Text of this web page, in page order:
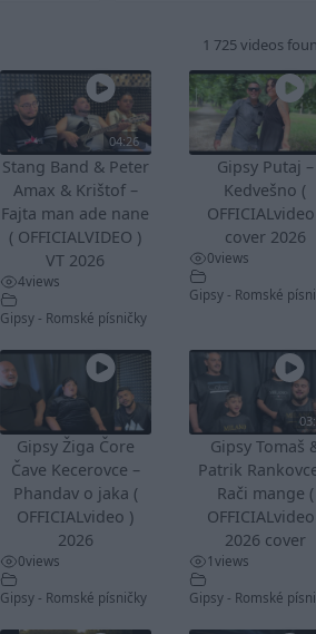
1 725 videos
04:26
Stang Band & Peter
Amax & Krištof –
Fajta man ade nane
( OFFICIALVIDEO )
VT 2026
4views
Gipsy - Romské písničky
Gipsy Putaj –
Kedvešno (
cover 2026
0views
Gipsy - Romské
Gipsy Žiga Čore
Čave Kecerovce –
Phandav o jaka (
OFFICIALvideo )
2026
0views
Gipsy - Romské písničky
Gipsy Tomaš
Patrik
Rači mange (
2026 cover
1views
Gipsy - Romské